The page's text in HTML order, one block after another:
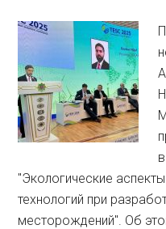
"Экологические
технологий при
месторождений". Об